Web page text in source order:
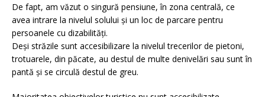
De fapt, am văzut o singură pensiune, în zona centrală, ce
avea intrare la nivelul solului și un loc de parcare pentru
persoanele cu dizabilități.
Deși străzile sunt accesibilizare la nivelul trecerilor de pietoni,
trotuarele, din păcate, au destul de multe denivelări sau sunt în
pantă și se circulă destul de greu.